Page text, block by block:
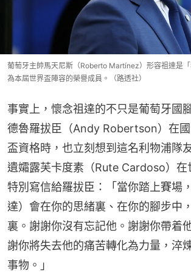
葡萄牙主帥馬天尼斯（Roberto Martínez）形容祖達是
為本屆世界盃陣容的榮譽成員。（路透社）
事實上，懷念祖達的不只是葡萄牙國
德魯羅拔臣（Andy Robertson）在
盃資格時，也立刻想到這名利物浦隊
遺孀露芙卡度素（Rute Cardoso）在
特別寫信給羅拔臣：「當你踏上賽場
達）會在你的思緒裏、在你的腳步中
裏。謝謝你沒有忘記他。謝謝你帶着
謝你將失去他的痛苦轉化為力量，淬
事物。」